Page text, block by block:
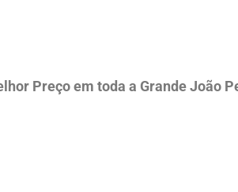
Preço em toda a Grande João